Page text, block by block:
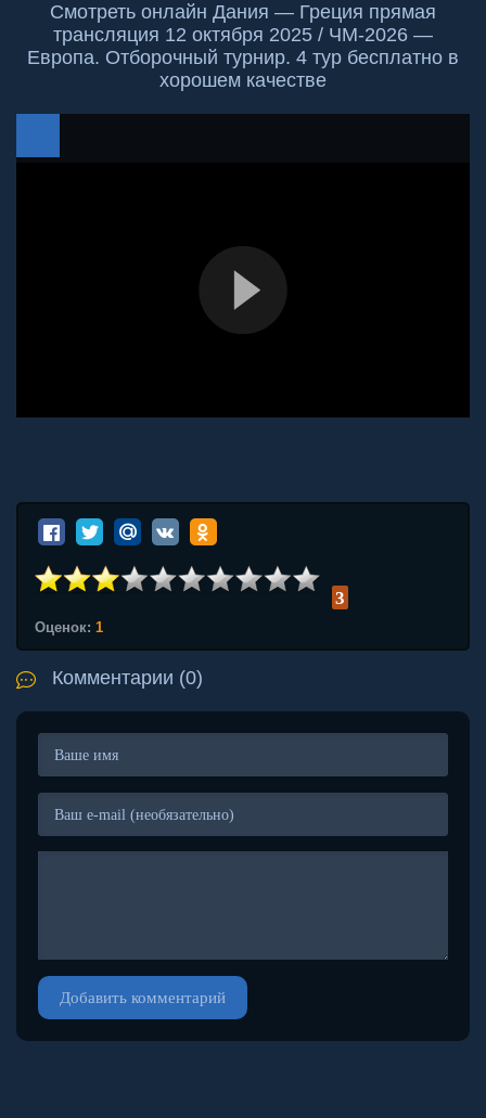
Смотреть онлайн Дания — Греция прямая
трансляция 12 октября 2025 / ЧМ-2026 —
Европа. Отборочный турнир. 4 тур бесплатно в
хорошем качестве
3
Оценок: 1
Комментарии (0)
Добавить комментарий